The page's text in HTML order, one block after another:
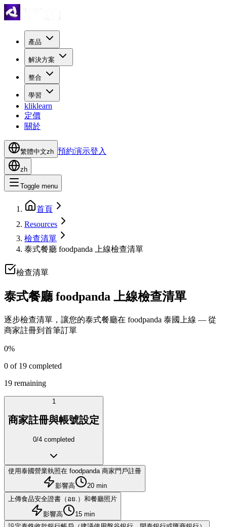
產品
解決方案
整合
學習
kliklearn
定價
關於
繁體中文zh 預約演示登入
zh
Toggle menu
首頁
Resources
檢查清單
泰式餐廳 foodpanda 上線檢查清單
檢查清單
泰式餐廳 foodpanda 上線檢查清單
逐步檢查清單，讓您的泰式餐廳在 foodpanda 泰國上線 — 從
商家註冊到首筆訂單
0%
0 of 19 completed
19 remaining
1
商家註冊與帳號設定
0/4 completed
使用泰國營業執照在 foodpanda 商家門戶註冊
影響高
20 min
上傳食品安全證書（อย.）和餐廳照片
影響高
15 min